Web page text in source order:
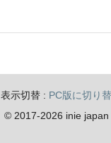
表示切替 : PC版に切り
© 2017-2026 inie japan